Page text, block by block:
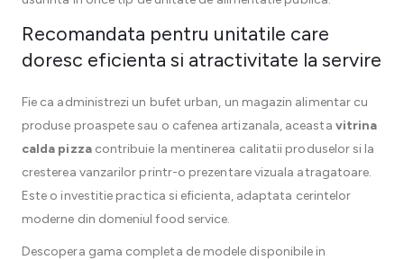
Recomandata pentru unitatile care
doresc eficienta si atractivitate la servire
Fie ca administrezi un bufet urban, un magazin alimentar cu
produse proaspete sau o cafenea artizanala, aceasta vitrina
calda pizzacontribuie la mentinerea calitatii produselor si la
cresterea vanzarilor printr-o prezentare vizuala atragatoare.
Este o investitie practica si eficienta, adaptata cerintelor
moderne din domeniul food service.
Descopera gama completa de modele disponibile in